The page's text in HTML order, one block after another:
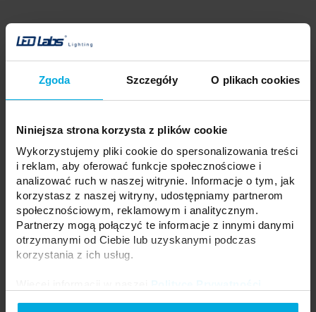
Zgoda Szczegóły O plikach cookies
Niniejsza strona korzysta z plików cookie
Wykorzystujemy pliki cookie do spersonalizowania treści
i reklam, aby oferować funkcje społecznościowe i
analizować ruch w naszej witrynie. Informacje o tym, jak
korzystasz z naszej witryny, udostępniamy partnerom
społecznościowym, reklamowym i analitycznym.
Partnerzy mogą połączyć te informacje z innymi danymi
otrzymanymi od Ciebie lub uzyskanymi podczas
korzystania z ich usług.
Opis produktu
Zawiesie, to produkt kompletny, ułatwiający montaż profili jako
lamp wiszących, dekoracyjno-oświetleniowych.
W skład kompletu wchodzą:
- Wkręt do uchwytów 3.5x16
- Blokada linki M4 9x29 Niklowana
- Linka z kulką o długości 2000 x 1,2 mm
- Nypel M10x1 Niklowany
- Uchwyt stropowy 16x15 M10x1 niklowany.